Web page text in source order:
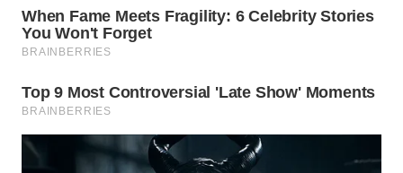
WN
BOROBUDUR
MADURA
SURABAYA